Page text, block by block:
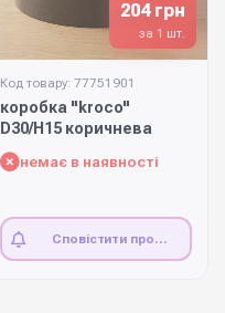
204 грн
за 1 шт.
Код товару: 77751901
коробка "kroco"
D30/H15 коричнева
немає в наявності
Сповістити про